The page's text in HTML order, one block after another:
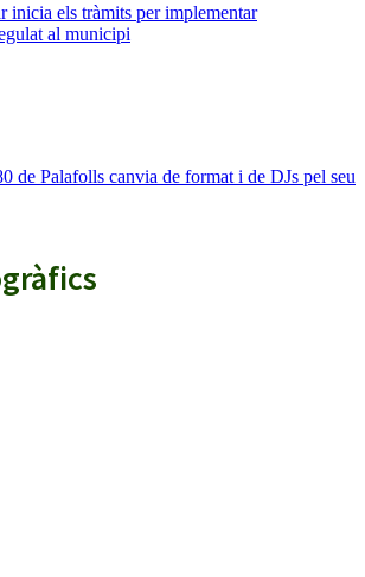
inicia els tràmits per implementar
al municipi
de Palafolls canvia de format i de DJs pel seu